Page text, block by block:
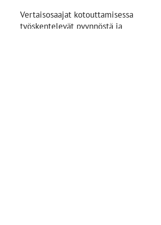
Vertaisosaajat kotouttamisessa
työskentelevät pyynnöstä ja